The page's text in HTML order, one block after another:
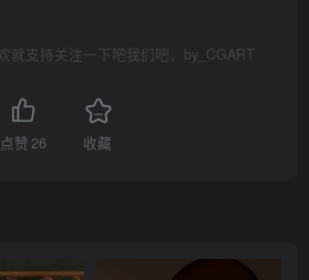
就支持关注一下吧我们吧，by_CGART
点赞 26 收藏